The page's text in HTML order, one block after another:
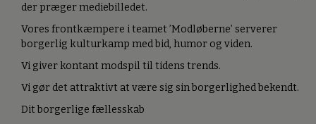
der præger mediebilledet.
Vores frontkæmpere i teamet ’Modløberne’ serverer
borgerlig kulturkamp med bid, humor og viden.
Vi giver kontant modspil til tidens trends.
Vi gør det attraktivt at være sig sin borgerlighed bekendt.
Dit borgerlige fællesskab